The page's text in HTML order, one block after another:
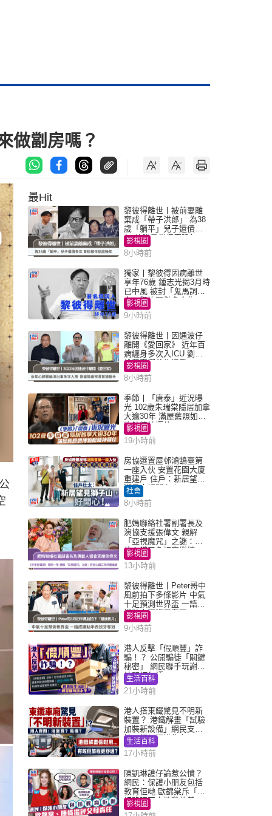
做劏房嗎？
最Hit
黎彼得離世丨被前妻離
棄成「帶子洪郎」 為38
歲「躺平」兒子還債多
年 曾盼尋伴侶度晚年
影視圈
8小時前
獨家丨黎彼得因病離世
享年76歲 鍾志光揭3月時
已中風 被封「鬼馬詞
人」與許冠傑多合作
影視圈
9小時前
黎彼得離世丨因通波仔
離開《愛回家》 近年百
病纏身多次入ICU 劉鑾
雄黃宗澤曾施援手
影視圈
8小時前
季節丨「唐泰」近況曝
光 102歲朱瑞棠隱居加拿
大逾30年 滿屋舊照如博
物館精神極佳
影視圈
19小時前
房協遷置屋邨鴻鵠臺第
一座入伙 安置花園大廈
重建戶 住戶：新居望見
獅子山好開心！
社會
8小時前
肥媽聯絡社署副署長及
演協支援張偉文 親解
「亞視魔咒」之謎：有
信心鐵三角評審繼續
影視圈
13小時前
黎彼得離世丨Peter哥中
風前拍下多條影片 中氣
十足預測世界盃 一語成
讖貼中西班牙奪冠
影視圈
9小時前
港人反擊「假順豐」詐
騙！？ 公開騙徒「關鍵
秘密」 網民聯手玩謝：
練習緬甸語
生活百科
21小時前
港人搭東鐵驚見不明新
裝置？ 港鐵解畫「試驗
加裝新設備」網民支
持：好似呢排先有
生活百科
17小時前
陳凱琳護仔論惹公憤？
網民：保護小朋友包括
教育佢哋 歐錦棠斥「養
細路唔同走地雞放養」
影視圈